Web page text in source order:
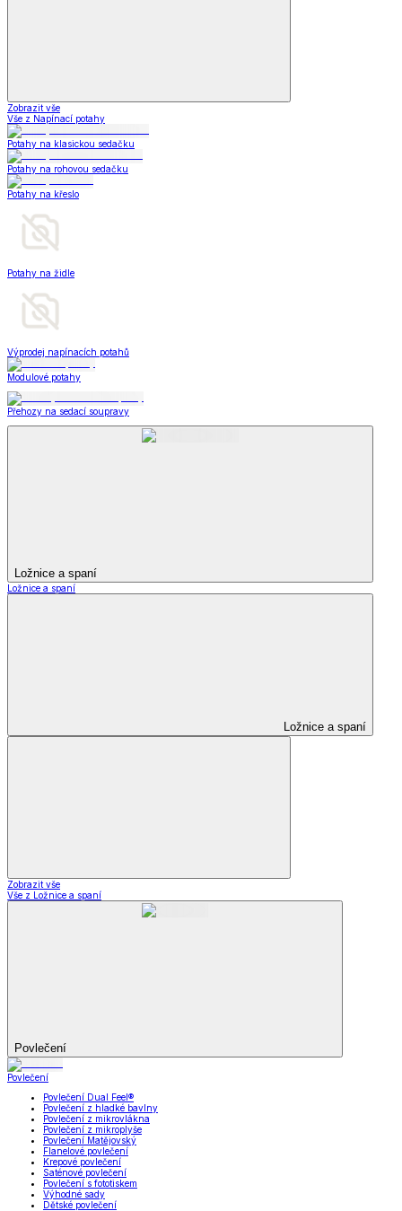
Zobrazit vše
Vše z Napínací potahy
Potahy na klasickou sedačku
Potahy na rohovou sedačku
Potahy na křeslo
Potahy na židle
Výprodej napínacích potahů
Modulové potahy
Přehozy na sedací soupravy
Ložnice a spaní
Ložnice a spaní
Ložnice a spaní
Zobrazit vše
Vše z Ložnice a spaní
Povlečení
Povlečení
Povlečení Dual Feel®
Povlečení z hladké bavlny
Povlečení z mikrovlákna
Povlečení z mikroplyše
Povlečení Matějovský
Flanelové povlečení
Krepové povlečení
Saténové povlečení
Povlečení s fototiskem
Výhodné sady
Dětské povlečení